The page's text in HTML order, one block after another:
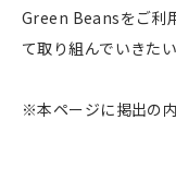
Green Beansをご利
て取り組んでいきた
※本ページに掲出の